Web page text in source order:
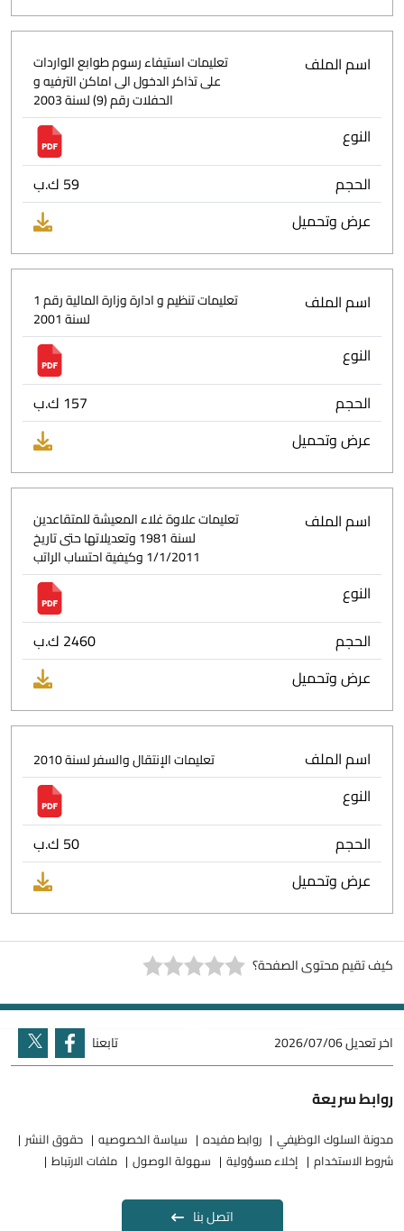
اسم الملف
تعليمات استيفاء رسوم طوابع الواردات
على تذاكر الدخول الى اماكن الترفيه و
الحفلات رقم (9) لسنة 2003
النوع
الحجم
59 ك.ب
عرض وتحميل
اسم الملف
تعليمات تنظيم و ادارة وزارة المالية رقم 1
لسنة 2001
النوع
الحجم
157 ك.ب
عرض وتحميل
اسم الملف
تعليمات علاوة غلاء المعيشة للمتقاعدين
لسنة 1981 وتعديلاتها حتى تاريخ
1/1/2011 وكيفية احتساب الراتب
النوع
الحجم
2460 ك.ب
عرض وتحميل
اسم الملف تعليمات الإنتقال والسفر لسنة 2010
النوع
الحجم
50 ك.ب
عرض وتحميل
كيف تقيم محتوى الصفحة؟
اخر تعديل2026/07/06 تابعنا
روابط سريعة
مدونة السلوك الوظيفي روابط مفيده سياسة الخصوصيه
حقوق النشر
شروط الاستخدام
إخلاء مسؤولية سهولة الوصول ملفات الارتباط
اتصل بنا